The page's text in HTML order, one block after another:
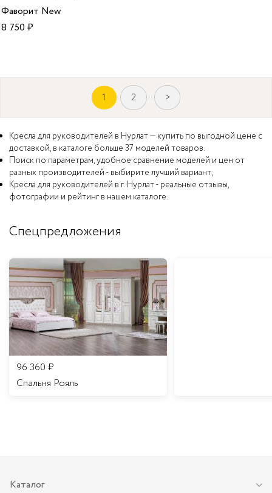
Фаворит New
8 750₽
1 2 >
Кресла для руководителей в Нурлат — купить по выгодной цене с
доставкой, в каталоге больше 37 моделей товаров.
Поиск по параметрам, удобное сравнение моделей и цен от
разных производителей - выбирите лучший вариант;
Кресла для руководителей в г. Нурлат - реальные отзывы,
фотографии и рейтинг в нашем каталоге.
Спецпредложения
96 360 ₽
Спальня Рояль
Каталог